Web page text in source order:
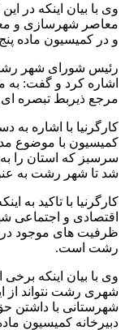
وی با بیان اینکه در
و در کمیسیون ماده
رئیس شورای شهر
اشاره کرد و گفت: به
مرجع ذیربط تبصره ای
کارگرنیا با اشاره
کمیسیون با موضوع
سرسبز که استان را
شد تا شهر رشت به
کارگرنیا با تاکید
اقتصادی و اجتماعی
ظرفیت های موجود در
رشت است.
وی با بیان اینکه
شهری رشت نتواند از
شهرستانی با داشتن
دبیرخانه کمیسیون